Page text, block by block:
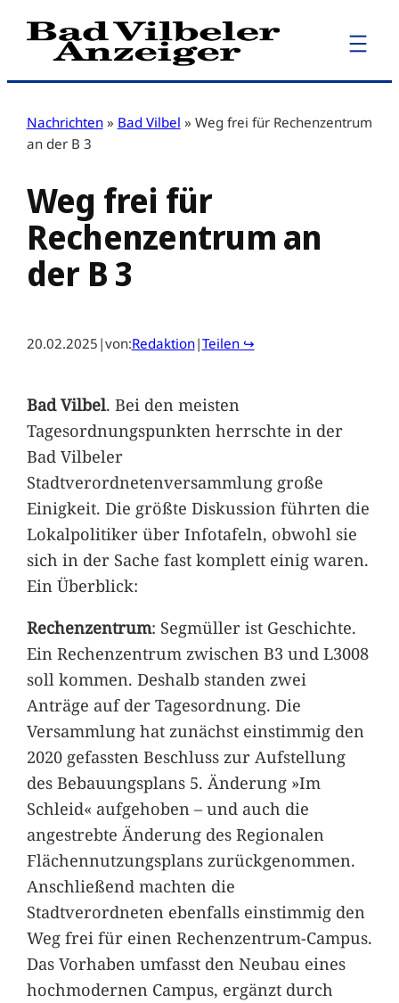
Zum
Inhalt
Nachrichten » Bad Vilbel » Weg frei für Rechenzentrum
an der B 3
Weg frei für
Rechenzentrum an
der B 3
20.02.2025 |von:Redaktion|Teilen ↪
Bad Vilbel. Bei den meisten
Tagesordnungspunkten herrschte in der
Bad Vilbeler
Stadtverordnetenversammlung große
Einigkeit. Die größte Diskussion führten die
Lokalpolitiker über Infotafeln, obwohl sie
sich in der Sache fast komplett einig waren.
Ein Überblick:
Rechenzentrum: Segmüller ist Geschichte.
Ein Rechenzentrum zwischen B3 und L3008
soll kommen. Deshalb standen zwei
Anträge auf der Tagesordnung. Die
Versammlung hat zunächst einstimmig den
2020 gefassten Beschluss zur Aufstellung
des Bebauungsplans 5. Änderung »Im
Schleid« aufgehoben – und auch die
angestrebte Änderung des Regionalen
Flächennutzungsplans zurückgenommen.
Anschließend machten die
Stadtverordneten ebenfalls einstimmig den
Weg frei für einen Rechenzentrum-Campus.
Das Vorhaben umfasst den Neubau eines
hochmodernen Campus, ergänzt durch